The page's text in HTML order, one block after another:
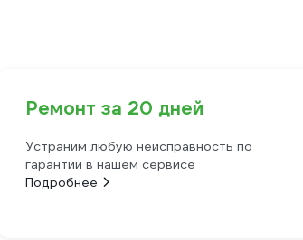
Ремонт за 20 дней
Устраним любую неисправность по
гарантии в нашем сервисе
Подробнее